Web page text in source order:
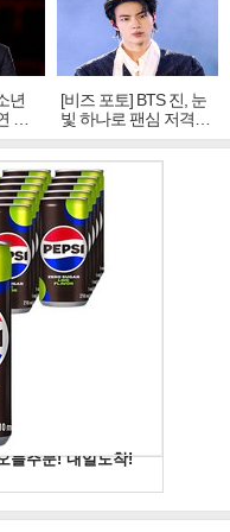
년
중
라
[비즈 포토] BTS 진, 눈
빛 하나로 팬심 저격…
독보적 카리스마